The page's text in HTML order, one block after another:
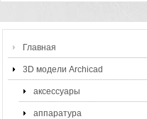
Главная
3D модели Archicad
аксессуары
аппаратура